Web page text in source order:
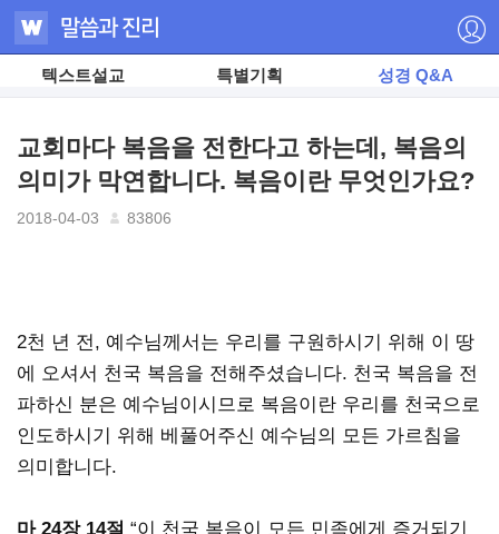
텍스트설교 특별기획 성경 Q&A
교회마다 복음을 전한다고 하는데, 복음의
의미가 막연합니다. 복음이란 무엇인가요?
2018-04-03 83806
2천 년 전, 예수님께서는 우리를 구원하시기 위해 이 땅
에 오셔서 천국 복음을 전해주셨습니다. 천국 복음을 전
파하신 분은 예수님이시므로 복음이란 우리를 천국으로
인도하시기 위해 베풀어주신 예수님의 모든 가르침을
의미합니다.
마 24장 14절 “이 천국 복음이 모든 민족에게 증거되기